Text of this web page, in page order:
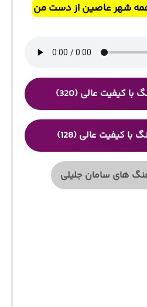
شهر عاصین از دست من
با کیفیت عالی (320)
با کیفیت عالی (128)
های سامان جلیلی